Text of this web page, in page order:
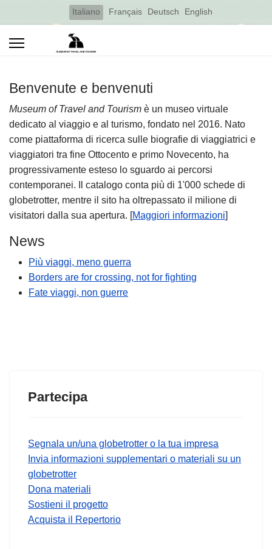
Select your language
Italiano Français Deutsch English
Benvenute e benvenuti
Museum of Travel and Tourism è un museo virtuale
dedicato al viaggio e al turismo, fondato nel 2016. Nato
come piattaforma di ricerca sulle biografie di viaggiatrici e
viaggiatori tra fine Ottocento e primo Novecento, ha
progressivamente esteso lo sguardo ai percorsi
contemporanei. Il catalogo conta più di 1'000 schede di
globetrotter, mentre il sito ha oltrepassato il milione di
visitatori dalla sua apertura. [Maggiori informazioni]
News
Più viaggi, meno guerra
Borders are for crossing, not for fighting
Fate viaggi, non guerre
Partecipa
Segnala un/una globetrotter o la tua impresa
Invia informazioni supplementari o materiali su un
globetrotter
Dona materiali
Sostieni il progetto
Acquista il Repertorio